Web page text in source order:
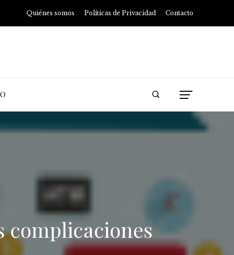
Quiénes somos Políticas de Privacidad Contacto
complicaciones